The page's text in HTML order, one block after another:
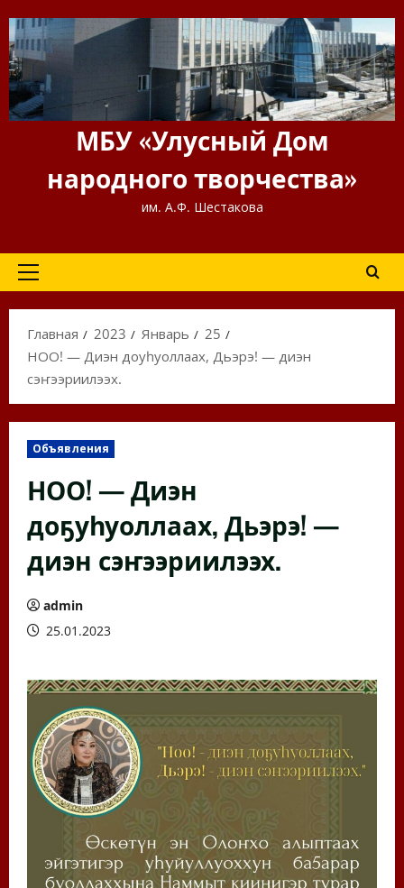
содержимому
МБУ «Улусный Дом
народного творчества»
им. А.Ф. Шестакова
Основное
Главная
2023 Январь
25
НОО! — Диэн доҕуһуоллаах, Дьэрэ! — диэн
сэҥээриилээх.
Объявления
НОО! — Диэн
доҕуһуоллаах, Дьэрэ! —
диэн сэҥээриилээх.
admin
25.01.2023